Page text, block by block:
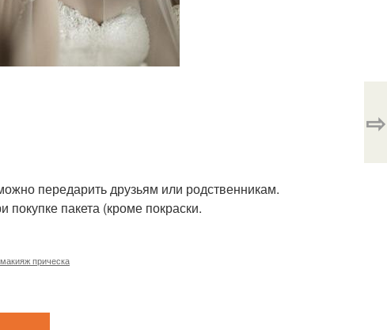
передарить друзьям или родственникам.
покупке пакета (кроме покраски.
прическа
⇨